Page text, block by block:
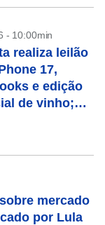
- 10:00min
realiza leilão
17,
e edição
de vinho;
mercado
por Lula